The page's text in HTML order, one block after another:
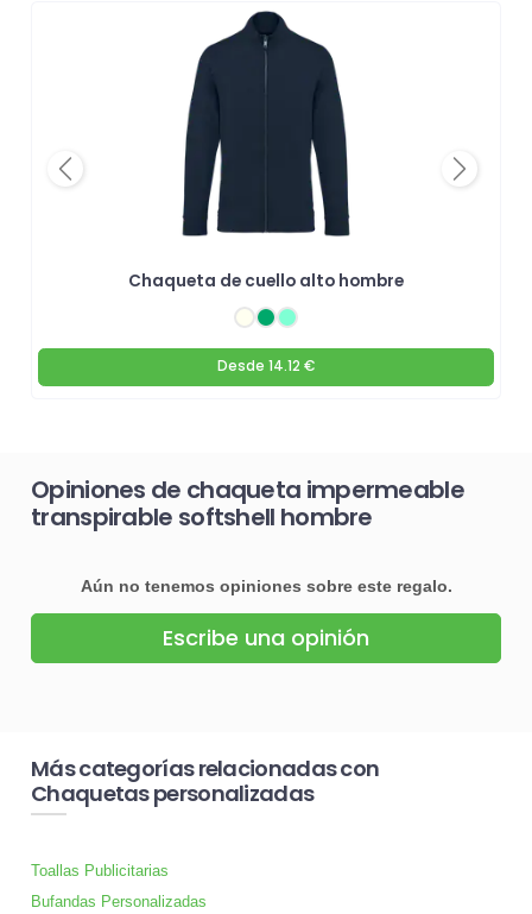
Chaqueta de cuello alto hombre
Desde 14.12 €
Previous Next
Opiniones de chaqueta impermeable
transpirable softshell hombre
Aún no tenemos opiniones sobre este regalo.
Escribe una opinión
Más categorías relacionadas con
Chaquetas personalizadas
Toallas Publicitarias
Bufandas Personalizadas